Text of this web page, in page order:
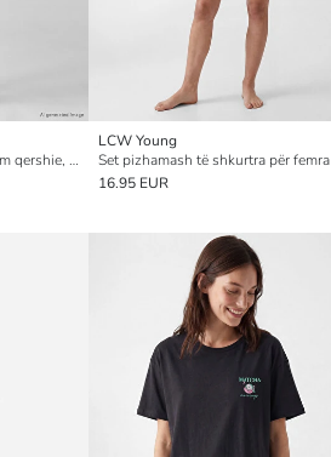
Pizhama të poshtme me stampim qershie, pantallona të shkurtra, 2 pako për gra
LCW Young
16.95 EUR